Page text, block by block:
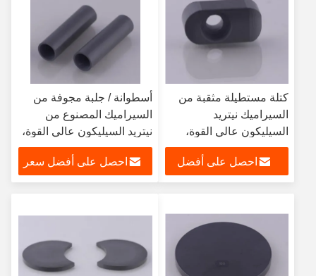
كتلة مستطيلة مثقبة من
السيراميك نيتريد
السيليكون عالي القوة،
رمادية سوداء
احصل على أفضل
أسطوانة / جلبة مجوفة من
السيراميك المصنوع من
نيتريد السيليكون عالي القوة،
رمادي داكن
احصل على أفضل سعر